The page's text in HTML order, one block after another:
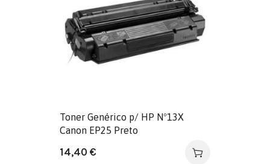
Toner Genérico p/ HP Nº13X
Canon EP25 Preto
14,40 €